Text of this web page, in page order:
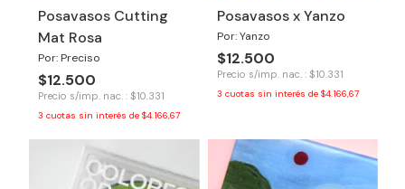
Posavasos Cutting
Mat Rosa
Por: Preciso
$12.500
Precio s/imp. nac. : $10.331
3 cuotas sin interés de $4.166,67
Posavasos x Yanzo
Por: Yanzo
$12.500
Precio s/imp. nac. : $10.331
3 cuotas sin interés de $4.166,67